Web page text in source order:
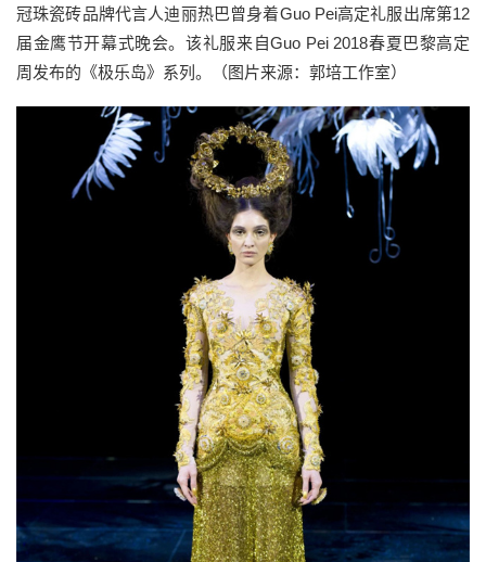
冠珠瓷砖品牌代言人迪丽热巴曾身着Guo Pei高定礼服出席第12
届金鹰节开幕式晚会。该礼服来自Guo Pei 2018春夏巴黎高定
周发布的《极乐岛》系列。（图片来源：郭培工作室）